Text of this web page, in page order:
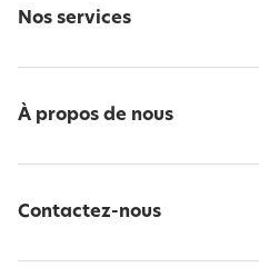
Nos services
À propos de nous
Contactez-nous